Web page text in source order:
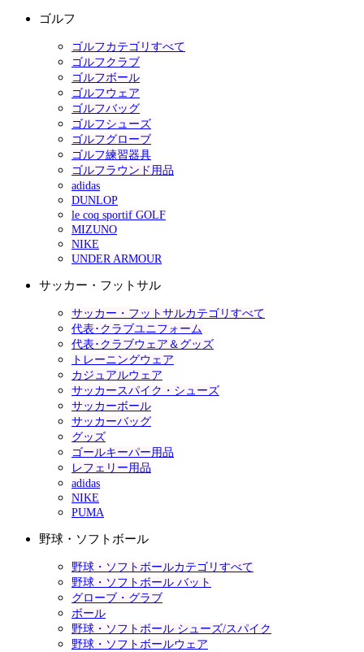
ゴルフ
ゴルフカテゴリすべて
ゴルフクラブ
ゴルフボール
ゴルフウェア
ゴルフバッグ
ゴルフシューズ
ゴルフグローブ
ゴルフ練習器具
ゴルフラウンド用品
adidas
DUNLOP
le coq sportif GOLF
MIZUNO
NIKE
UNDER ARMOUR
サッカー・フットサル
サッカー・フットサルカテゴリすべて
代表･クラブユニフォーム
代表･クラブウェア＆グッズ
トレーニングウェア
カジュアルウェア
サッカースパイク・シューズ
サッカーボール
サッカーバッグ
グッズ
ゴールキーパー用品
レフェリー用品
adidas
NIKE
PUMA
野球・ソフトボール
野球・ソフトボールカテゴリすべて
野球・ソフトボール バット
グローブ・グラブ
ボール
野球・ソフトボール シューズ/スパイク
野球・ソフトボールウェア